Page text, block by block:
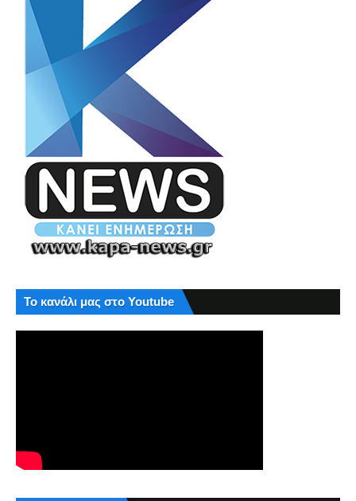
Το κανάλι μας στο Youtube